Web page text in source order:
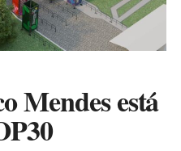
Mendes está